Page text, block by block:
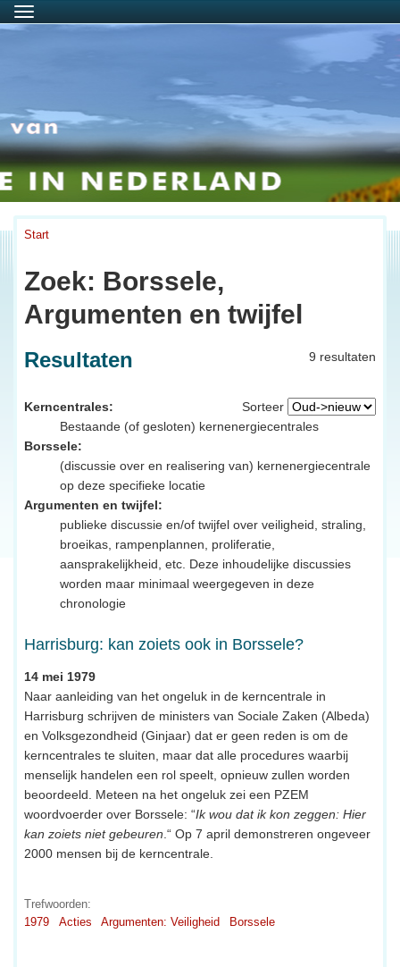
Menu
Start
Zoek: Borssele,
Argumenten en twijfel
9 resultaten
Resultaten
Sorteer
Kerncentrales:
Bestaande (of gesloten) kernenergiecentrales
Borssele:
(discussie over en realisering van) kernenergiecentrale
op deze specifieke locatie
Argumenten en twijfel:
publieke discussie en/of twijfel over veiligheid, straling,
broeikas, rampenplannen, proliferatie,
aansprakelijkheid, etc. Deze inhoudelijke discussies
worden maar minimaal weergegeven in deze
chronologie
Harrisburg: kan zoiets ook in Borssele?
14 mei 1979
Naar aanleiding van het ongeluk in de kerncentrale in
Harrisburg schrijven de ministers van Sociale Zaken (Albeda)
en Volksgezondheid (Ginjaar) dat er geen reden is om de
kerncentrales te sluiten, maar dat alle procedures waarbij
menselijk handelen een rol speelt, opnieuw zullen worden
beoordeeld. Meteen na het ongeluk zei een PZEM
woordvoerder over Borssele: “Ik wou dat ik kon zeggen: Hier
kan zoiets niet gebeuren .“ Op 7 april demonstreren ongeveer
2000 mensen bij de kerncentrale.
Trefwoorden:
1979
Acties Argumenten: Veiligheid Borssele